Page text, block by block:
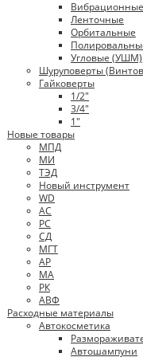
Вибрационные
Ленточные
Орбитальные
Угловые (УШМ)
Шуруповерты
Гайковерты
1/2"
3/4"
1"
Новые товары
МПД
МИ
ТЭД
Новый инструмент
WD
АС
РС
СД
МГТ
АР
МА
РК
АВФ
Расходные материалы
Автокосметика
Автошампуни